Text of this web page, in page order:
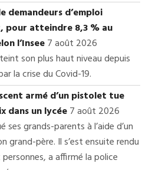
demandeurs d’emploi
pour atteindre 8,3 % au
l’Insee7 août 2026
son plus haut niveau depuis
la crise du Covid-19.
armé d’un pistolet tue
dans un lycée7 août 2026
ses grands-parents à l’aide d’un
père. Il s’est ensuite rendu
a affirmé la police